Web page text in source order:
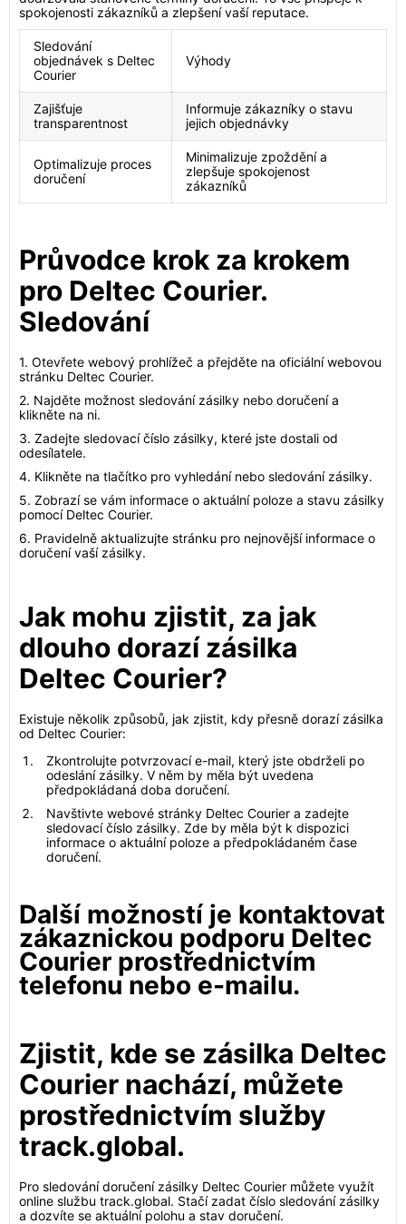
spokojenosti zákazníků a zlepšení vaší reputace.
Sledování
objednávek s Deltec
Courier
Výhody
Zajišťuje
transparentnost
Informuje zákazníky o stavu
jejich objednávky
Optimalizuje proces
doručení
Minimalizuje zpoždění a
zlepšuje spokojenost
zákazníků
Průvodce krok za krokem
pro Deltec Courier.
Sledování
1. Otevřete webový prohlížeč a přejděte na oficiální webovou
stránku Deltec Courier.
2. Najděte možnost sledování zásilky nebo doručení a
klikněte na ni.
3. Zadejte sledovací číslo zásilky, které jste dostali od
odesílatele.
4. Klikněte na tlačítko pro vyhledání nebo sledování zásilky.
5. Zobrazí se vám informace o aktuální poloze a stavu zásilky
pomocí Deltec Courier.
6. Pravidelně aktualizujte stránku pro nejnovější informace o
doručení vaší zásilky.
Jak mohu zjistit, za jak
dlouho dorazí zásilka
Deltec Courier?
Existuje několik způsobů, jak zjistit, kdy přesně dorazí zásilka
od Deltec Courier:
Zkontrolujte potvrzovací e-mail, který jste obdrželi po
odeslání zásilky. V něm by měla být uvedena
předpokládaná doba doručení.
Navštivte webové stránky Deltec Courier a zadejte
sledovací číslo zásilky. Zde by měla být k dispozici
informace o aktuální poloze a předpokládaném čase
doručení.
Další možností je kontaktovat
zákaznickou podporu Deltec
Courier prostřednictvím
telefonu nebo e-mailu.
Zjistit, kde se zásilka Deltec
Courier nachází, můžete
prostřednictvím služby
track.global.
Pro sledování doručení zásilky Deltec Courier můžete využít
online službu track.global. Stačí zadat číslo sledování zásilky
a dozvíte se aktuální polohu a stav doručení.